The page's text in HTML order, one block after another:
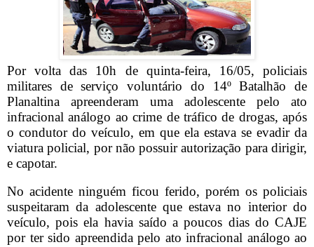
Por volta das 10h de quinta-feira, 16/05, policiais
militares de serviço voluntário do 14º Batalhão de
Planaltina apreenderam uma adolescente pelo ato
infracional análogo ao crime de tráfico de drogas, após
o condutor do veículo, em que ela estava se evadir da
viatura policial, por não possuir autorização para dirigir,
e capotar.
No acidente ninguém ficou ferido, porém os policiais
suspeitaram da adolescente que estava no interior do
veículo, pois ela havia saído a poucos dias do CAJE
por ter sido apreendida pelo ato infracional análogo ao